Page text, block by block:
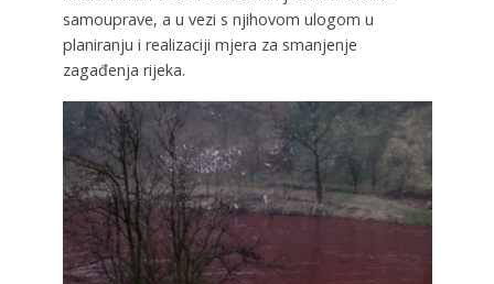
samouprave, a u vezi s njihovom ulogom u
planiranju i realizaciji mjera za smanjenje
zagađenja rijeka.